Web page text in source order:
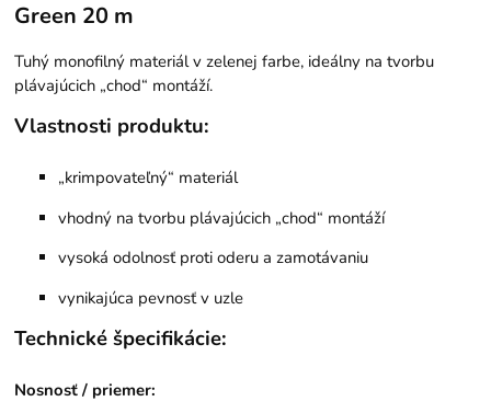
Green 20 m
Tuhý monofilný materiál v zelenej farbe, ideálny na tvorbu
plávajúcich „chod“ montáží.
Vlastnosti produktu:
„krimpovateľný“ materiál
vhodný na tvorbu plávajúcich „chod“ montáží
vysoká odolnosť proti oderu a zamotávaniu
vynikajúca pevnosť v uzle
Technické špecifikácie:
Nosnosť / priemer: